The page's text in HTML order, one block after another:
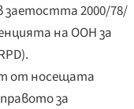
2000/78/
на ООН за
от носещата
за